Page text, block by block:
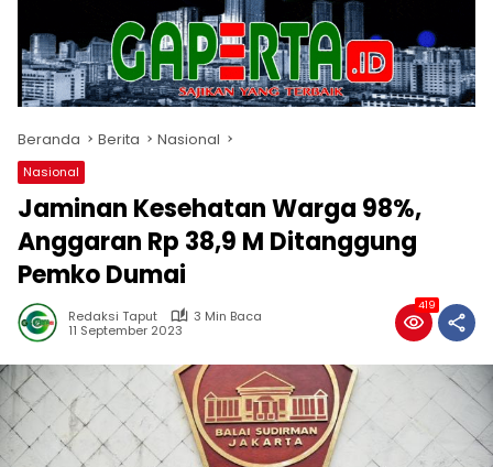
Beranda Berita Nasional
Nasional
Jaminan Kesehatan Warga 98%,
Anggaran Rp 38,9 M Ditanggung
Pemko Dumai
Redaksi Taput
3 Min Baca
11 September 2023
419